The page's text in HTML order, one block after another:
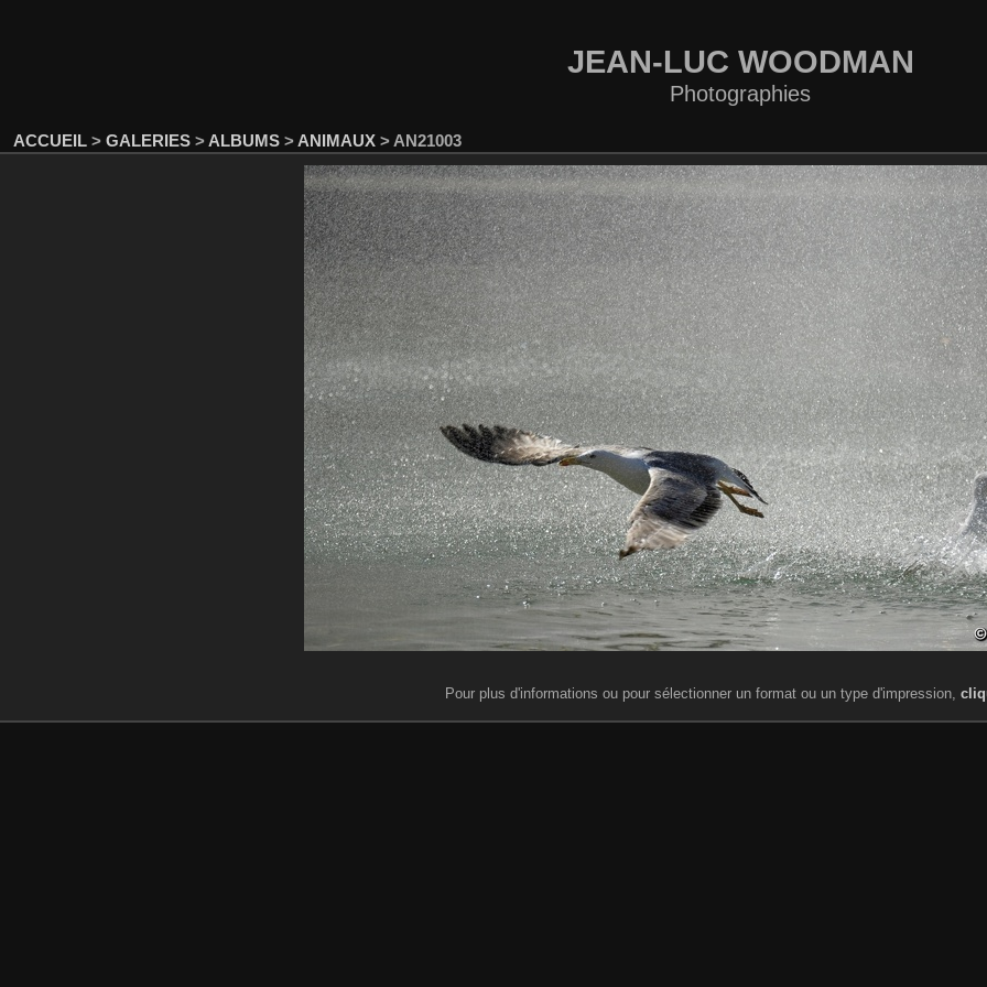
JEAN-LUC WOODMAN
Photographies
ACCUEIL > GALERIES > ALBUMS > ANIMAUX > AN21003
Pour plus d'informations ou pour sélectionner un format ou un type d'impression,